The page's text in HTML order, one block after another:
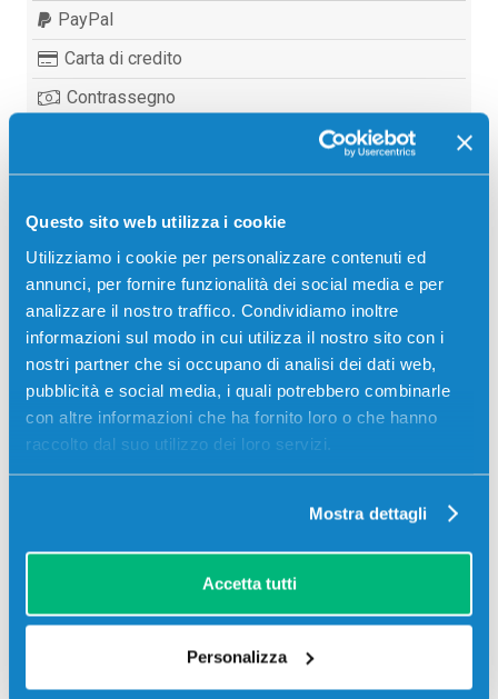
Questo sito web utilizza i cookie
Utilizziamo i cookie per personalizzare contenuti ed
annunci, per fornire funzionalità dei social media e per
analizzare il nostro traffico. Condividiamo inoltre
informazioni sul modo in cui utilizza il nostro sito con i
nostri partner che si occupano di analisi dei dati web,
pubblicità e social media, i quali potrebbero combinarle
con altre informazioni che ha fornito loro o che hanno
raccolto dal suo utilizzo dei loro servizi.
Mostra dettagli
Accetta tutti
Personalizza
PayPal
Carta di credito
Contrassegno
Toner originale Toshiba 6AK00000116 T-FC55EM
MAGENTA 26500 pagine per Stampanti: Toshiba E-
STUDIO 5520C, Toshiba E-STUDIO 6520C, Toshiba
E-STUDIO 6530C